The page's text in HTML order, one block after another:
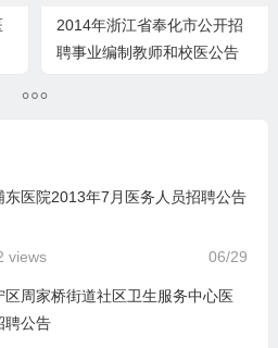
2014年浙江省奉化市公开招
聘事业编制教师和校医公告
东医院2013年7月医务人员招聘公告
06/29
views
区周家桥街道社区卫生服务中心医
聘公告